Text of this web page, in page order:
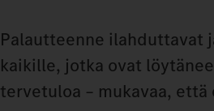
Palautteenne ilahduttavat
kaikille, jotka ovat
tervetuloa – mukavaa, että